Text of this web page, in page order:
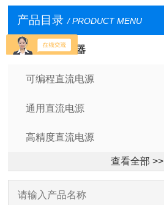
产品目录 / PRODUCT MENU
直流电源供应器
可编程直流电源
通用直流电源
高精度直流电源
查看全部 >>